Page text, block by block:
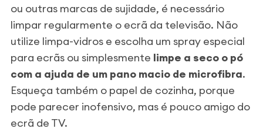
ou outras marcas de sujidade, é necessário
limpar regularmente o ecrã da televisão. Não
utilize limpa-vidros e escolha um spray especial
para ecrãs ou simplesmente limpe a seco o pó
com a ajuda de um pano macio de microfibra.
Esqueça também o papel de cozinha, porque
pode parecer inofensivo, mas é pouco amigo do
ecrã de TV.